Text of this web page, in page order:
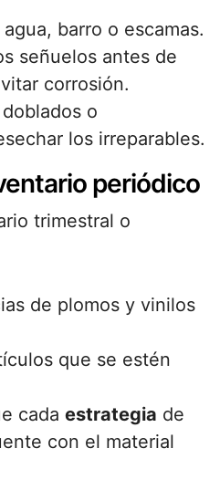
barro o escamas.
señuelos antes de
corrosión.
o
los irreparables.
periódico
trimestral o
de plomos y vinilos
que se estén
cada estrategia de
con el material